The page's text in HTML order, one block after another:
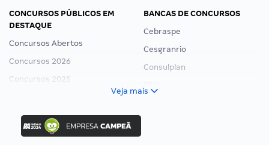
CONCURSOS PÚBLICOS EM
DESTAQUE
Concursos Abertos
Concursos 2026
Concursos 2025
Concurso Ibama
Concurso MPU
BANCAS DE CONCURSOS
Cebraspe
Cesgranrio
Consulplan
Veja mais